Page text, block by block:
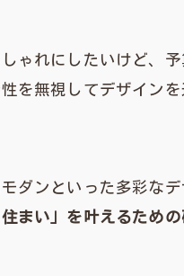
ゃれにしたいけど、
を無視してデザイン
ダンといった多彩な
住まい」を叶えるため